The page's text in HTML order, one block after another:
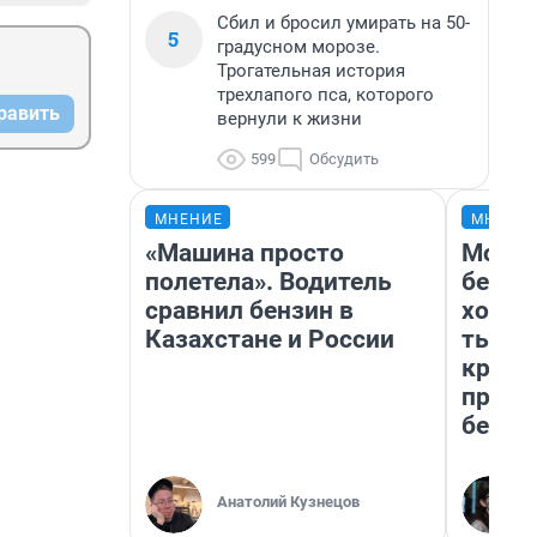
5
Сбил и бросил умирать на 50-
градусном морозе.
Трогательная история
трехлапого пса, которого
вернули к жизни
599 Обсудить
МНЕНИЕ
«Машина просто
полетела». Водитель
сравнил бензин в
Казахстане и России
Анатолий Кузнецов
Мой